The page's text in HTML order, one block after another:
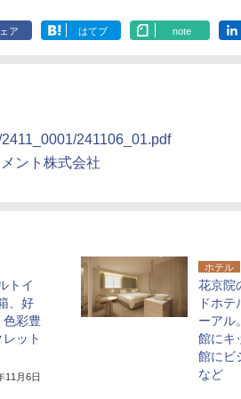
ア はてブ note
241106_01.pdf
ント株式会社
トイ
、好
彩豊
ット
11月6日
ホテル
花京院
ドホ
ーアル
館にキ
館にビ
など